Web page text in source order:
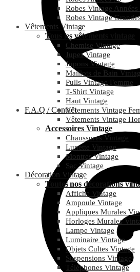
F.A.Q / Contact
Robes Vintage Années
Robes Vintage
Vêtements Vintage
Tous les vêtements vintage
Chemise Vintage
Jupes Vintage
Jupons Vintage
Maillots de Bain
Pulls Vintage Femme
T-Shirt Vintage
Haut Vintage
Vêtements Vintage
Vêtements Vintage
Accessoires Vintage
Chaussures Vintage
Lunette Vintage
Montres Vintage
Sac Vintage
Décoration Vintage
Toutes nos décorations
Affiche Vintage
Ampoule Vintage
Appliques Murales
Horloges Murales
Lampe Vintage
Luminaire Vintage
Objets Cultes Vintage
Suspensions Vintage
Téléphones Vintage